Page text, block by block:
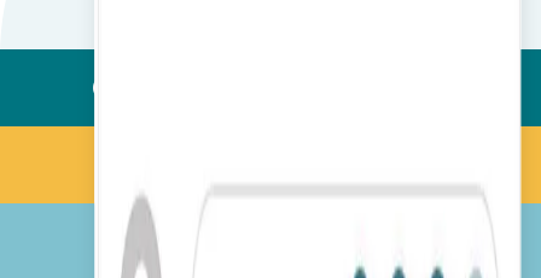
Comunicare internă
Administrație